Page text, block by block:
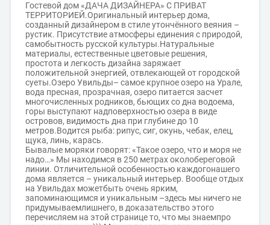
Гостевой дом «ДАЧА ДИЗАЙНЕРА» С ПРИВАТ
ТЕРРИТОРИЕЙ.Оригинальный интерьер дома,
созданный дизайнером в стиле утончённого веяния –
рустик. Присутствие атмосферы единения с природой,
самобытность русской культуры.Натуральные
материалы, естественные цветовые решения,
простота и легкость дизайна заряжает
положительной энергией, отвлекающей от городской
суеты.Озеро Увильды– самое крупное озеро на Урале,
вода пресная, прозрачная, озеро питается засчет
многочисленных родников, бьющих со дна водоема,
горы выступают надповерхностью озера в виде
островов, видимость дна при глубине до 10
метров.Водится рыба: рипус, сиг, окунь, чебак, елец,
щука, линь, карась.
Бывалые моряки говорят: «Такое озеро, что и моря не
надо…» Мы находимся в 250 метрах околобереговой
линии. Отличительной особенностью каждогонашего
дома является – уникальный интерьер. Вообще отдых
на Увильдах можетбыть очень ярким,
запоминающимся и уникальным –здесь мы ничего не
придумываемлишнего, в доказательство этого
перечисляем на этой странице то, что мы знаемпро